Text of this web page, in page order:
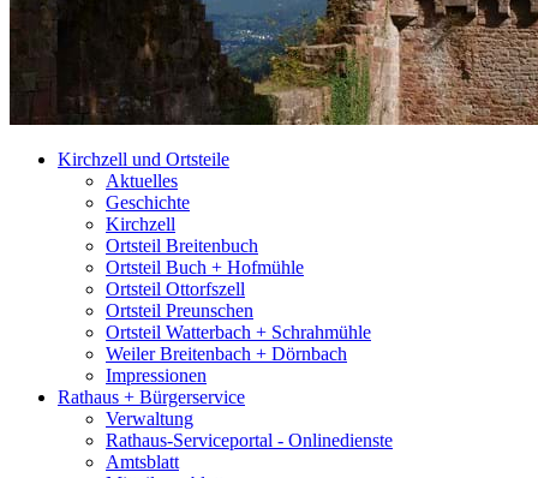
Kirchzell und Ortsteile
Aktuelles
Geschichte
Kirchzell
Ortsteil Breitenbuch
Ortsteil Buch + Hofmühle
Ortsteil Ottorfszell
Ortsteil Preunschen
Ortsteil Watterbach + Schrahmühle
Weiler Breitenbach + Dörnbach
Impressionen
Rathaus + Bürgerservice
Verwaltung
Rathaus-Serviceportal - Onlinedienste
Amtsblatt